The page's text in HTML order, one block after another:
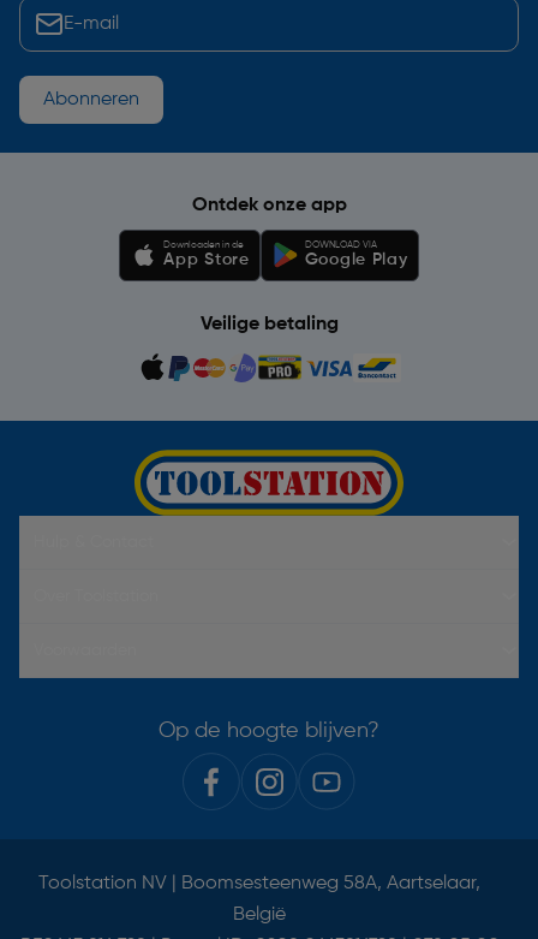
Abonneren
Ontdek onze app
Downloaden in de
App Store
DOWNLOAD VIA
Google Play
Veilige betaling
Op de hoogte blijven?
Toolstation NV | Boomsesteenweg 58A, Aartselaar,
België